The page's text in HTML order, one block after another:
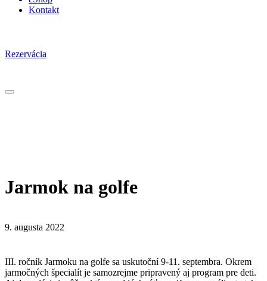
Kontakt
Rezervácia
Jarmok na golfe
9. augusta 2022
III. ročník Jarmoku na golfe sa uskutoční 9-11. septembra. Okrem
jarmočných špecialít je samozrejme pripravený aj program pre deti.